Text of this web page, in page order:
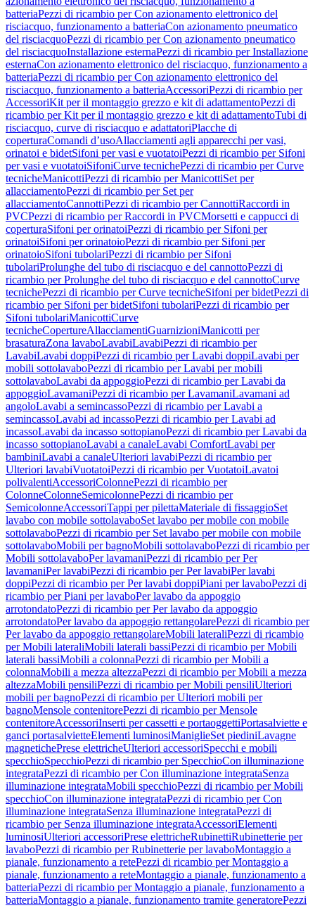
batteriaPezzi di ricambio per Con azionamento elettronico del
risciacquo, funzionamento a batteriaCon azionamento pneumatico
del risciacquoPezzi di ricambio per Con azionamento pneumatico
del risciacquoInstallazione esternaPezzi di ricambio per Installazione
esternaCon azionamento elettronico del risciacquo, funzionamento a
batteriaPezzi di ricambio per Con azionamento elettronico del
risciacquo, funzionamento a batteriaAccessoriPezzi di ricambio per
AccessoriKit per il montaggio grezzo e kit di adattamentoPezzi di
ricambio per Kit per il montaggio grezzo e kit di adattamentoTubi di
risciacquo, curve di risciacquo e adattatoriPlacche di
coperturaComandi d’usoAllacciamenti agli apparecchi per vasi,
orinatoi e bidetSifoni per vasi e vuotatoiPezzi di ricambio per Sifoni
per vasi e vuotatoiSifoniCurve tecnichePezzi di ricambio per Curve
tecnicheManicottiPezzi di ricambio per ManicottiSet per
allacciamentoPezzi di ricambio per Set per
allacciamentoCannottiPezzi di ricambio per CannottiRaccordi in
PVCPezzi di ricambio per Raccordi in PVCMorsetti e cappucci di
coperturaSifoni per orinatoiPezzi di ricambio per Sifoni per
orinatoiSifoni per orinatoioPezzi di ricambio per Sifoni per
orinatoioSifoni tubolariPezzi di ricambio per Sifoni
tubolariProlunghe del tubo di risciacquo e del cannottoPezzi di
ricambio per Prolunghe del tubo di risciacquo e del cannottoCurve
tecnichePezzi di ricambio per Curve tecnicheSifoni per bidetPezzi di
ricambio per Sifoni per bidetSifoni tubolariPezzi di ricambio per
Sifoni tubolariManicottiCurve
tecnicheCopertureAllacciamentiGuarnizioniManicotti per
brasaturaZona lavaboLavabiLavabiPezzi di ricambio per
LavabiLavabi doppiPezzi di ricambio per Lavabi doppiLavabi per
mobili sottolavaboPezzi di ricambio per Lavabi per mobili
sottolavaboLavabi da appoggioPezzi di ricambio per Lavabi da
appoggioLavamaniPezzi di ricambio per LavamaniLavamani ad
angoloLavabi a semincassoPezzi di ricambio per Lavabi a
semincassoLavabi ad incassoPezzi di ricambio per Lavabi ad
incassoLavabi da incasso sottopianoPezzi di ricambio per Lavabi da
incasso sottopianoLavabi a canaleLavabi ComfortLavabi per
bambiniLavabi a canaleUlteriori lavabiPezzi di ricambio per
Ulteriori lavabiVuotatoiPezzi di ricambio per VuotatoiLavatoi
polivalentiAccessoriColonnePezzi di ricambio per
ColonneColonneSemicolonnePezzi di ricambio per
SemicolonneAccessoriTappi per pilettaMateriale di fissaggioSet
lavabo con mobile sottolavaboSet lavabo per mobile con mobile
sottolavaboPezzi di ricambio per Set lavabo per mobile con mobile
sottolavaboMobili per bagnoMobili sottolavaboPezzi di ricambio per
Mobili sottolavaboPer lavamaniPezzi di ricambio per Per
lavamaniPer lavabiPezzi di ricambio per Per lavabiPer lavabi
doppiPezzi di ricambio per Per lavabi doppiPiani per lavaboPezzi di
ricambio per Piani per lavaboPer lavabo da appoggio
arrotondatoPezzi di ricambio per Per lavabo da appoggio
arrotondatoPer lavabo da appoggio rettangolarePezzi di ricambio per
Per lavabo da appoggio rettangolareMobili lateraliPezzi di ricambio
per Mobili lateraliMobili laterali bassiPezzi di ricambio per Mobili
laterali bassiMobili a colonnaPezzi di ricambio per Mobili a
colonnaMobili a mezza altezzaPezzi di ricambio per Mobili a mezza
altezzaMobili pensiliPezzi di ricambio per Mobili pensiliUlteriori
mobili per bagnoPezzi di ricambio per Ulteriori mobili per
bagnoMensole contenitorePezzi di ricambio per Mensole
contenitoreAccessoriInserti per cassetti e portaoggettiPortasalviette e
ganci portasalvietteElementi luminosiManiglieSet piediniLavagne
magnetichePrese elettricheUlteriori accessoriSpecchi e mobili
specchioSpecchioPezzi di ricambio per SpecchioCon illuminazione
integrataPezzi di ricambio per Con illuminazione integrataSenza
illuminazione integrataMobili specchioPezzi di ricambio per Mobili
specchioCon illuminazione integrataPezzi di ricambio per Con
illuminazione integrataSenza illuminazione integrataPezzi di
ricambio per Senza illuminazione integrataAccessoriElementi
luminosiUlteriori accessoriPrese elettricheRubinettiRubinetterie per
lavaboPezzi di ricambio per Rubinetterie per lavaboMontaggio a
pianale, funzionamento a retePezzi di ricambio per Montaggio a
pianale, funzionamento a reteMontaggio a pianale, funzionamento a
batteriaPezzi di ricambio per Montaggio a pianale, funzionamento a
batteriaMontaggio a pianale, funzionamento tramite generatorePezzi